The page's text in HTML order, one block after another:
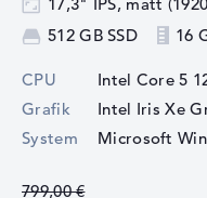
512 GB SSD
16
CPU Intel Core 5
Grafik
Intel Iris Xe
System
Microsoft
799,00 €